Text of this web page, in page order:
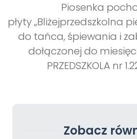
Piosenka
płyty „Bliżejprzedszkolna
do tańca, śpiewania i
dołączonej do
PRZEDSZKOLA nr
Zobacz